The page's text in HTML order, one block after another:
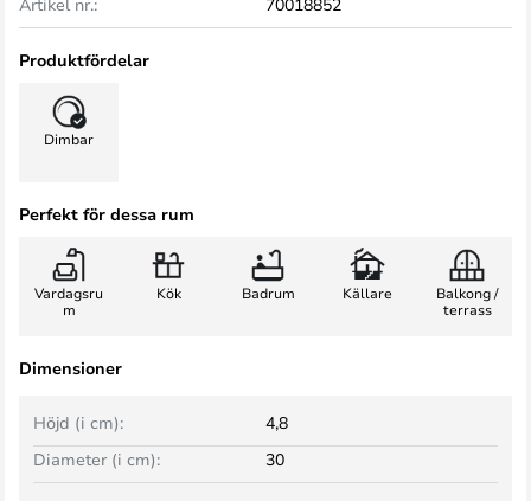
Produktfördelar
Dimbar
Perfekt för dessa rum
Vardagsru
m
Kök Badrum Källare
Balkong /
terrass
Dimensioner
Höjd (i cm):
4,8
Diameter (i cm):
30